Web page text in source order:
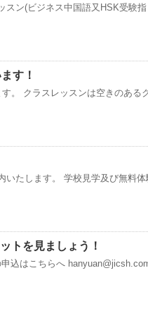
ン(ビジネス中国語又HSK受験
す！
。 クラスレッスンは空きのある
いたします。 学校見学及び無料
トを見ましょう！
込はこちらへ